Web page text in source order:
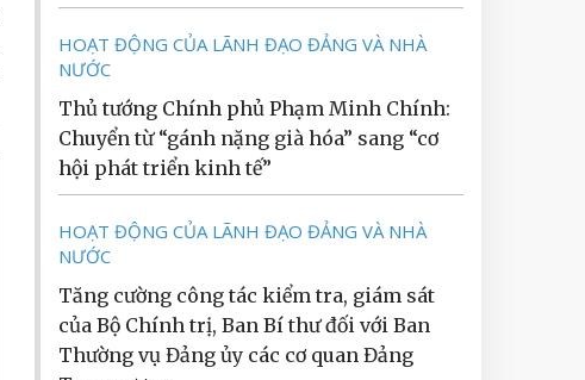
HOẠT ĐỘNG CỦA LÃNH ĐẠO ĐẢNG VÀ NHÀ
NƯỚC
Thủ tướng Chính phủ Phạm Minh Chính:
Chuyển từ “gánh nặng già hóa” sang “cơ
hội phát triển kinh tế”
HOẠT ĐỘNG CỦA LÃNH ĐẠO ĐẢNG VÀ NHÀ
NƯỚC
Tăng cường công tác kiểm tra, giám sát
của Bộ Chính trị, Ban Bí thư đối với Ban
Thường vụ Đảng ủy các cơ quan Đảng